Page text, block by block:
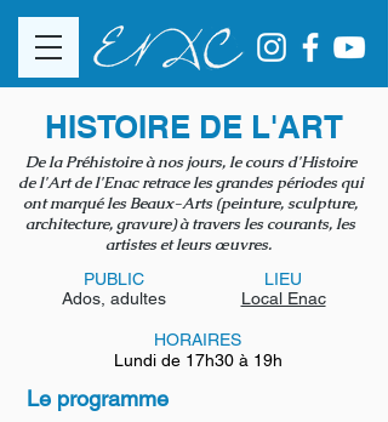
HISTOIRE DE L'ART
De la Préhistoire à nos jours, le cours d'Histoire
de l'Art de l'Enac retrace les grandes périodes qui
ont marqué les Beaux-Arts (peinture, sculpture,
architecture, gravure) à travers les courants, les
artistes et leursœuvres.
PUBLIC
Ados, adultes
LIEU
Local Enac
HORAIRES
Lundi de 17h30 à 19h
Le programme